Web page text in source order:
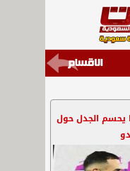
يحسم الجدل حول